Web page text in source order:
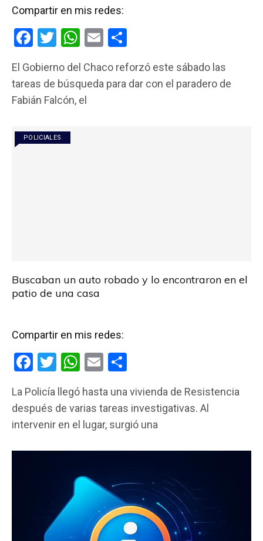
Compartir en mis redes:
F
ce
b
o
k
T
tt
er
W
at
s
E
ail m
p
El Gobierno del Chaco reforzó este sábado las
tareas de búsqueda para dar con el paradero de
Fabián Falcón, el
POLICIALES
Buscaban un auto robado y lo encontraron en el
patio de una casa
Compartir en mis redes:
F
ce
b
o
T
tt
er
W
at
s
A
p
p
E
ail m
p
ar
tir
La Policía llegó hasta una vivienda de Resistencia
después de varias tareas investigativas. Al
intervenir en el lugar, surgió una